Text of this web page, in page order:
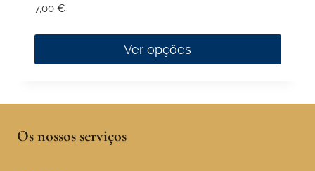
7,00 €
Ver opções
Os nossos serviços